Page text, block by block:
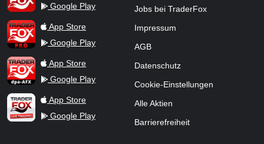
Google Play
TraderFox ProApp Store
Google Play
TraderFox dpa-AFX ProFeed
App Store
Google Play
TraderFox Live Trading
App Store
Google Play
Jobs bei TraderFox
Impressum
AGB
Datenschutz
Cookie-Einstellungen
Alle Aktien
Barrierefreiheit